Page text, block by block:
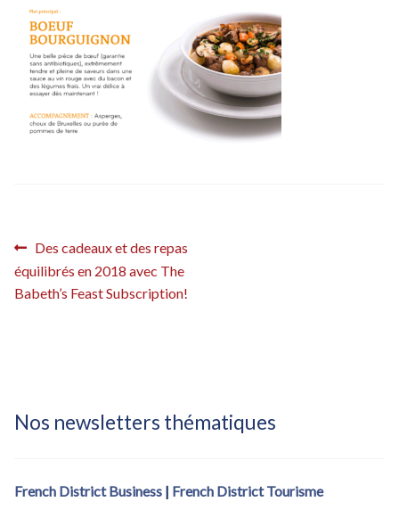
Inscription éditions locales
Inscription French District
Inscription French District – confirmation
Inscription French District – éditions locales – Bastille Day
Navigation
de
Article
précédent :
Des cadeaux et des repas
équilibrés en 2018 avec The
Babeth’s Feast Subscription!
Nos newsletters thématiques
French District Business | French District Tourisme